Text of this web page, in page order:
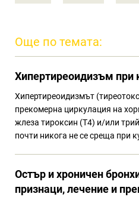
Още по темата:
Хипертиреоидизъм при
Хипертиреоидизмът
прекомерна циркулация на
жлеза тироксин (Т4) и/или
почти никога не се среща при
Остър и хроничен
признаци, лечение и